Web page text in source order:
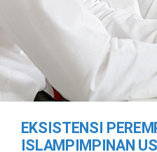
EKSISTENSI
ISLAMPIMPINAN